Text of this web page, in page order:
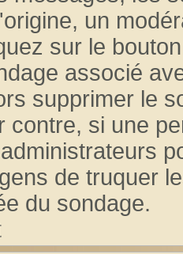
un
sur le
associé
supprimer le
contre, si une
de truquer
du sondage.